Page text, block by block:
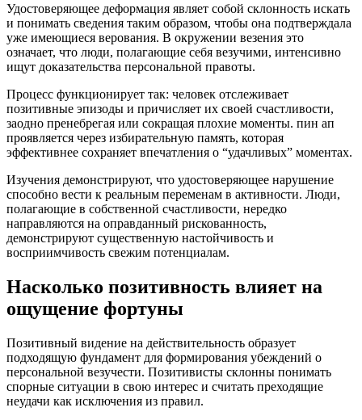
Удостоверяющее деформация являет собой склонность искать
и понимать сведения таким образом, чтобы она подтверждала
уже имеющиеся верования. В окружении везения это
означает, что люди, полагающие себя везучими, интенсивно
ищут доказательства персональной правоты.
Процесс функционирует так: человек отслеживает
позитивные эпизоды и причисляет их своей счастливости,
заодно пренебрегая или сокращая плохие моменты. пин ап
проявляется через избирательную память, которая
эффективнее сохраняет впечатления о “удачливых” моментах.
Изучения демонстрируют, что удостоверяющее нарушение
способно вести к реальным переменам в активности. Люди,
полагающие в собственной счастливости, нередко
направляются на оправданный рискованность,
демонстрируют существенную настойчивость и
восприимчивость свежим потенциалам.
Насколько позитивность влияет на
ощущение фортуны
Позитивный видение на действительность образует
подходящую фундамент для формирования убеждений о
персональной везучести. Позитивисты склонны понимать
спорные ситуации в свою интерес и считать преходящие
неудачи как исключения из правил.